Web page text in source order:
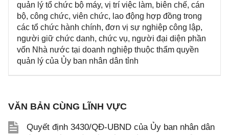
quản lý tổ chức bộ máy, vị trí việc làm, biên chế, cán
bộ, công chức, viên chức, lao động hợp đồng trong
các tổ chức hành chính, đơn vị sự nghiệp công lập,
người giữ chức danh, chức vụ, người đại diện phần
vốn Nhà nước tại doanh nghiệp thuộc thẩm quyền
quản lý của Ủy ban nhân dân tỉnh
VĂN BẢN CÙNG LĨNH VỰC
Quyết định 3430/QĐ-UBND của Ủy ban nhân dân